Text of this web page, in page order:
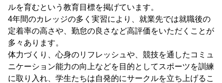
ルを育むという教育目標を掲げています。
4年間のカレッジの多く実習により、就業先では就職後の
定着率の高さや、勤怠の良さなど高評価をいただくことが
多々あります。
体力づくり、心身のリフレッシュや、競技を通したコミュ
ニケーション能力の向上などを目的としてスポーツを訓練
に取り入れ、学生たちは自発的にサークルを立ち上げるこ